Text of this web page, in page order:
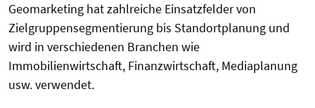
Geomarketing hat zahlreiche Einsatzfelder von
Zielgruppensegmentierung bis Standortplanung und
wird in verschiedenen Branchen wie
Immobilienwirtschaft, Finanzwirtschaft, Mediaplanung
usw. verwendet.